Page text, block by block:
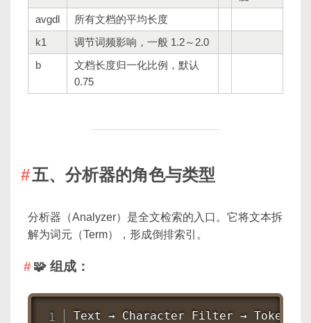
avgdl
所有文档的平均长度
k1
调节词频影响，一般 1.2～2.0
b
文档长度归一化比例，默认
0.75
五、分析器的角色与类型
分析器（Analyzer）是全文检索的入口。它将文本拆
解为词元（Term），形成倒排索引。
🧩 组成：
Text → Character Filter →